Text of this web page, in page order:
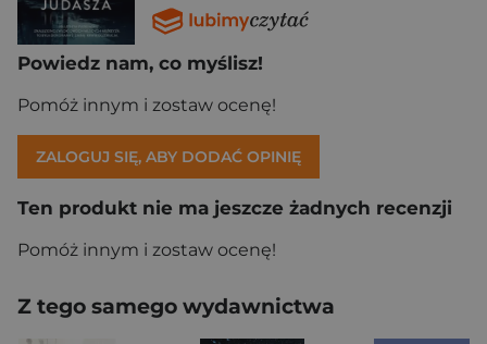
Powiedz nam, co myślisz!
Pomóż innym i zostaw ocenę!
ZALOGUJ SIĘ, ABY DODAĆ OPINIĘ
Ten produkt nie ma jeszcze żadnych recenzji
Pomóż innym i zostaw ocenę!
Z tego samego wydawnictwa